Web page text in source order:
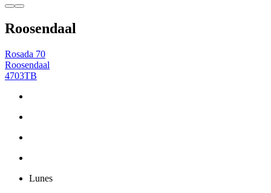
Roosendaal
Rosada 70
Roosendaal
4703TB
Lunes